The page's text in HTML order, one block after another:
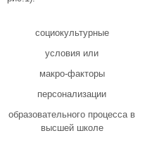
социокультурные
условия или
макро-факторы
персонализации
образовательного процесса в
высшей школе